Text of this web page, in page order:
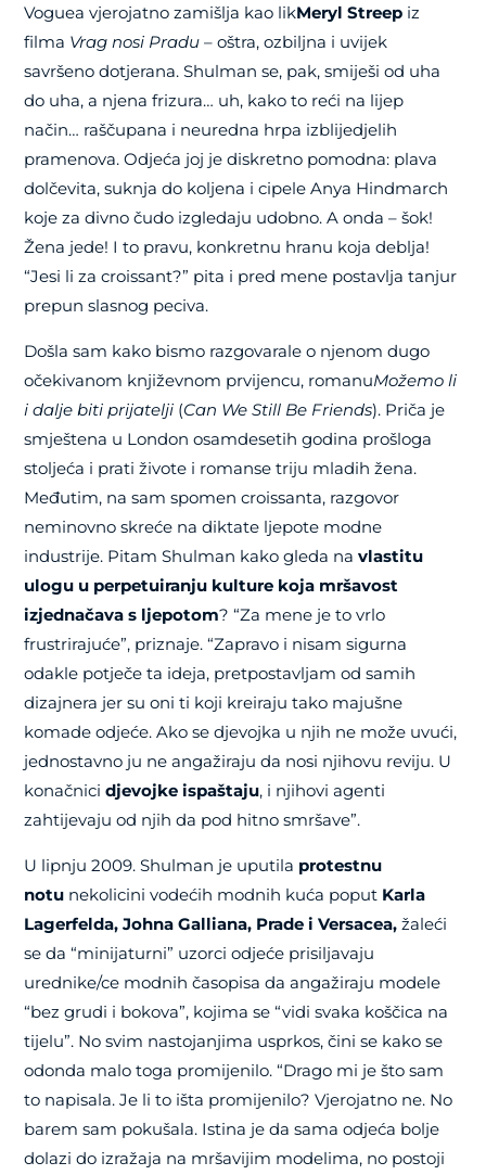
Voguea vjerojatno zamišlja kao likMeryl Streep iz
filma Vrag nosi Pradu – oštra, ozbiljna i uvijek
savršeno dotjerana. Shulman se, pak, smiješi od uha
do uha, a njena frizura… uh, kako to reći na lijep
način… raščupana i neuredna hrpa izblijedjelih
pramenova. Odjeća joj je diskretno pomodna: plava
dolčevita, suknja do koljena i cipele Anya Hindmarch
koje za divno čudo izgledaju udobno. A onda – šok!
Žena jede! I to pravu, konkretnu hranu koja deblja!
“Jesi li za croissant?” pita i pred mene postavlja tanjur
prepun slasnog peciva.
Došla sam kako bismo razgovarale o njenom dugo
očekivanom književnom prvijencu, romanuMožemo li
i dalje biti prijatelji (Can We Still Be Friends). Priča je
smještena u London osamdesetih godina prošloga
stoljeća i prati živote i romanse triju mladih žena.
Međutim, na sam spomen croissanta, razgovor
neminovno skreće na diktate ljepote modne
industrije. Pitam Shulman kako gleda navlastitu
ulogu u perpetuiranju kulture koja mršavost
izjednačava s ljepotom? “Za mene je to vrlo
frustrirajuće”, priznaje. “Zapravo i nisam sigurna
odakle potječe ta ideja, pretpostavljam od samih
dizajnera jer su oni ti koji kreiraju tako majušne
komade odjeće. Ako se djevojka u njih ne može uvući,
jednostavno ju ne angažiraju da nosi njihovu reviju. U
konačnicidjevojke ispaštaju, i njihovi agenti
zahtijevaju od njih da pod hitno smršave”.
U lipnju 2009. Shulman je uputila protestnu
notu nekolicini vodećih modnih kuća poput Karla
Lagerfelda, Johna Galliana, Prade i Versacea, žaleći
se da “minijaturni” uzorci odjeće prisiljavaju
urednike/ce modnih časopisa da angažiraju modele
“bez grudi i bokova”, kojima se “vidi svaka koščica na
tijelu”. No svim nastojanjima usprkos, čini se kako se
odonda malo toga promijenilo. “Drago mi je što sam
to napisala. Je li to išta promijenilo? Vjerojatno ne. No
barem sam pokušala. Istina je da sama odjeća bolje
dolazi do izražaja na mršavijim modelima, no postoji